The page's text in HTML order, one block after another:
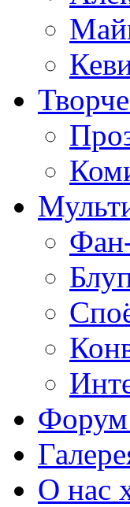
Форум
О нас